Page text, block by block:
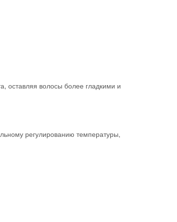
оставляя волосы более гладкими и
регулированию температуры,